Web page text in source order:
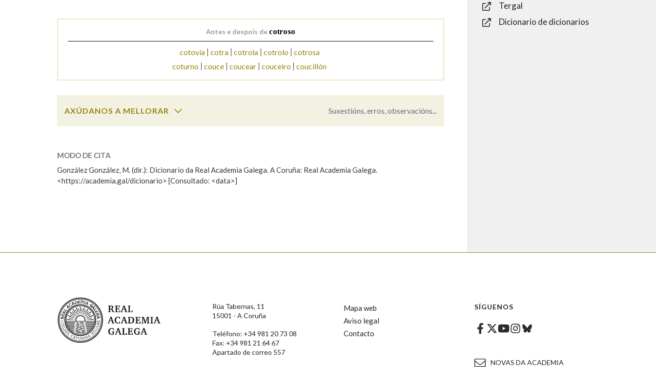
Antes e despois de cotroso
cotovía cotra cotrola cotrolo
cotrosa
coturno couce coucear couceiro coucillón
AXÚDANOS A MELLORAR Suxestións, erros, observacións...
ESCOLLE UNHA OPCIÓN:
Observación Hai un erro na palabra Propoño mellorar a definición
Comentario
MODO DE CITA
González González, M. (dir.): Dicionario da Real Academia Galega. A Coruña: Real Academia Galega.
<https://academia.gal/dicionario> [Consultado: <data>]
Tergal
Dicionario de dicionarios
Real Academia Galega
Rúa Tabernas, 11
15001 - A Coruña
Teléfono: +34 981 20 73 08
Fax: +34 981 21 64 67
Apartado de correo 557
Mapa web
Aviso legal
Contacto
SÍGUENOS
Facebook
Twitter
Youtube
Instagram
Bluesky
NOVAS DA ACADEMIA